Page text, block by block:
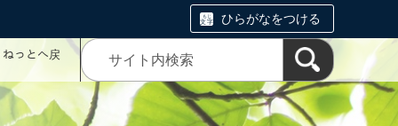
ひらがなをつける
っとへ戻